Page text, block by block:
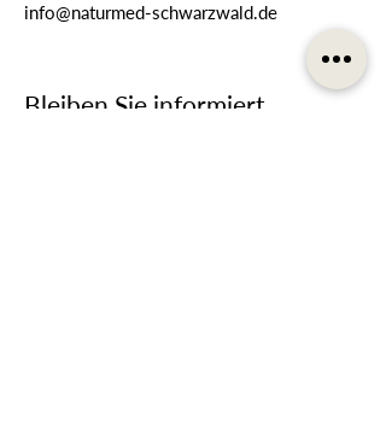
info@naturmed-schwarzwald.de
Bleiben Sie informiert